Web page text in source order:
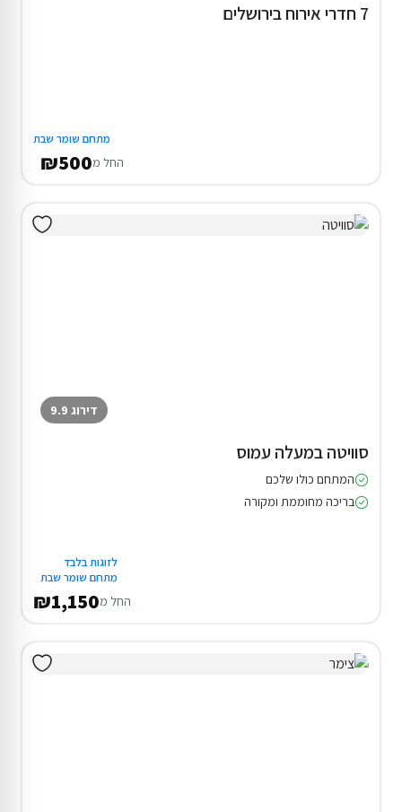
7 חדרי אירוח בירושלים
מתחם שומר שבת
החל מ₪500
דירוג 9.9
סוויטה במעלה עמוס
המתחם כולו שלכם
בריכה מחוממת ומקורה
לזוגות בלבד
מתחם שומר שבת
החל מ₪1,150